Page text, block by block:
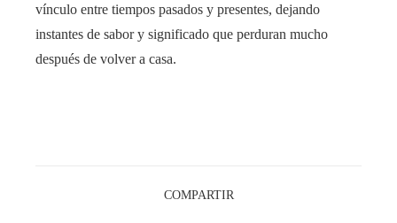
vínculo entre tiempos pasados y presentes, dejando
instantes de sabor y significado que perduran mucho
después de volver a casa.
COMPARTIR